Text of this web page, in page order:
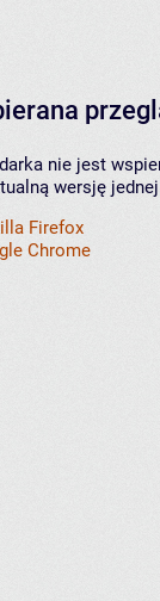
nie jest
wersję
Firefox
Chrome